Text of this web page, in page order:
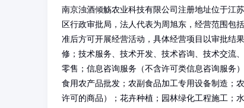
南京浊酒倾觞农业科技有限公司注册地址位于江
区行政审批局，法人代表为周旭东，经营范围包
准后方可开展经营活动，具体经营项目以审批结
修；技术服务、技术开发、技术咨询、技术交流
零售；信息咨询服务（不含许可类信息咨询服务
食用农产品批发；农副食品加工专用设备制造；
许可的商品）；花卉种植；园林绿化工程施工；